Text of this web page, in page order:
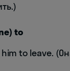
to
to leave.